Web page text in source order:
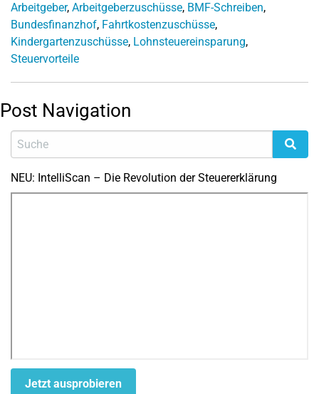
Arbeitgeber, Arbeitgeberzuschüsse, BMF-Schreiben,
Bundesfinanzhof, Fahrtkostenzuschüsse,
Kindergartenzuschüsse, Lohnsteuereinsparung,
Steuervorteile
Post Navigation
NEU: IntelliScan – Die Revolution der Steuererklärung
Jetzt ausprobieren